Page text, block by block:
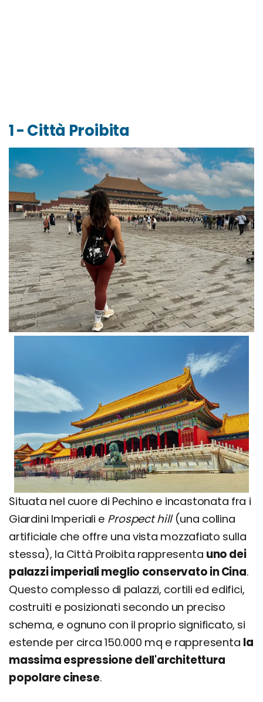
1 - Città Proibita
Situata nel cuore di Pechino e incastonata fra i
Giardini Imperiali e Prospect hill(una collina
artificiale che offre una vista mozzafiato sulla
stessa), la Città Proibita rappresenta uno dei
palazzi imperiali meglio conservato in Cina.
Questo complesso di palazzi, cortili ed edifici,
costruiti e posizionati secondo un preciso
schema, e ognuno con il proprio significato, si
estende per circa 150.000 mq e rappresenta la
massima espressione dell'architettura
popolare cinese.